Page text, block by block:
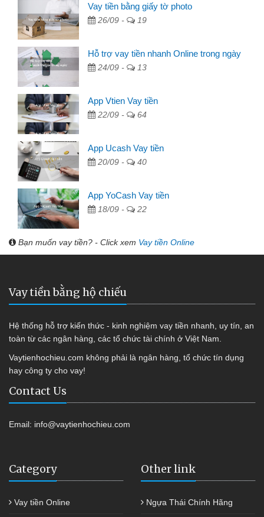
Vay tiền bằng giấy tờ photo
26/09 - 19
Hỗ trợ vay tiền nhanh Online trong ngày
24/09 - 13
App Vtien Vay tiền
22/09 - 64
App Ucash Vay tiền
20/09 - 40
App YoCash Vay tiền
18/09 - 22
Bạn muốn vay tiền? - Click xem Vay tiền Online
Vay tiền bằng hộ chiếu
Hệ thống hỗ trợ kiến thức - kinh nghiệm vay tiền nhanh, uy tín, an
toàn từ các ngân hàng, các tổ chức tài chính ở Việt Nam.
Vaytienhochieu.com không phải là ngân hàng, tổ chức tín dụng
hay công ty cho vay!
Contact Us
Email: info@vaytienhochieu.com
Category
Vay tiền Online
Other link
Ngựa Thái Chính Hãng